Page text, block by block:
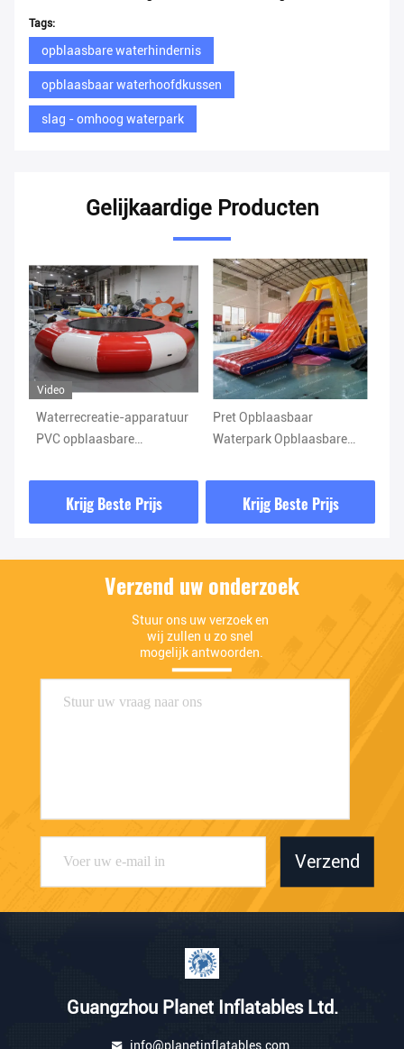
Tags:
opblaasbare waterhindernis
opblaasbaar waterhoofdkussen
slag - omhoog waterpark
Gelijkaardige Producten
Video
Waterrecreatie-apparatuur
PVC opblaasbare
Krijg Beste Prijs
Pret Opblaasbaar
Waterpark Opblaasbare
Glijbaan
Krijg Beste Prijs
Verzend uw onderzoek
Stuur ons uw verzoek en
wij zullen u zo snel
mogelijk antwoorden.
Verzend
Guangzhou Planet Inflatables Ltd.
info@planetinflatables.com